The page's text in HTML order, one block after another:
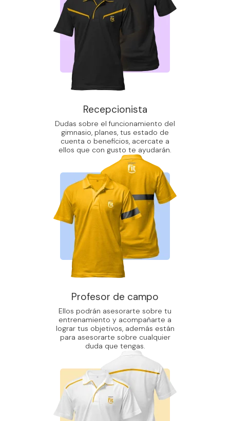
Recepcionista
Dudas sobre el funcionamiento del
gimnasio, planes, tus estado de
cuenta o beneficios, acercate a
ellos que con gusto te ayudarán.
Profesor de campo
Ellos podrán asesorarte sobre tu
entrenamiento y acompañarte a
lograr tus objetivos, además están
para asesorarte sobre cualquier
duda que tengas.